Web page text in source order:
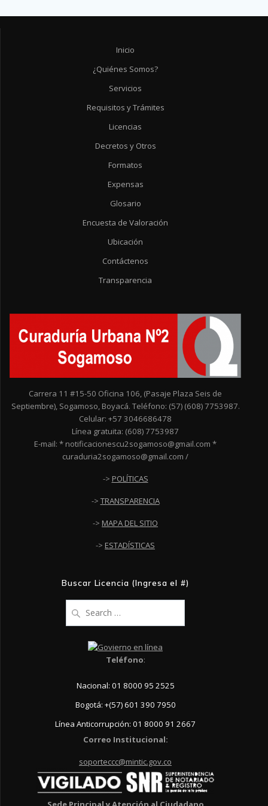
Inicio
¿Quiénes Somos?
Servicios
Requisitos y Trámites
Licencias
Decretos y Otros
Formatos
Expensas
Glosario
Encuesta de Valoración
Ubicación
Contáctenos
Transparencia
Carrera 11 #15-50 Oficina 106, (Pasaje Plaza Seis de
Septiembre), Sogamoso, Boyacá. Teléfono: (57) (608) 7753987.
Celular: +57 3046686478
Línea gratuita: (608) 7753987
E-mail: * notificacionescu2sogamoso@gmail.com *
curaduria2sogamoso@gmail.com /
-> POLÍTICAS
-> TRANSPARENCIA
-> MAPA DEL SITIO
-> ESTADÍSTICAS
Buscar Licencia (Ingresa el #)
for:
Teléfono:
Nacional: 01 8000 95 2525
Bogotá: +(57) 601 390 7950
Línea Anticorrupción: 01 8000 91 2667
Correo Institucional:
soporteccc@mintic.gov.co